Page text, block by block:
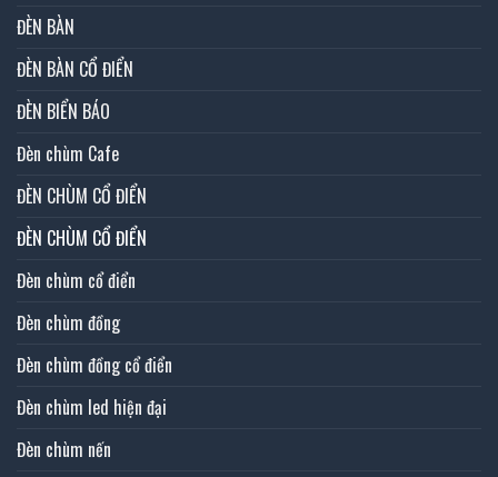
ĐÈN BÀN
ĐÈN BÀN CỔ ĐIỂN
ĐÈN BIỂN BÁO
Đèn chùm Cafe
ĐÈN CHÙM CỔ ĐIỂN
ĐÈN CHÙM CỔ ĐIỂN
Đèn chùm cổ điển
Đèn chùm đồng
Đèn chùm đồng cổ điển
Đèn chùm led hiện đại
Đèn chùm nến